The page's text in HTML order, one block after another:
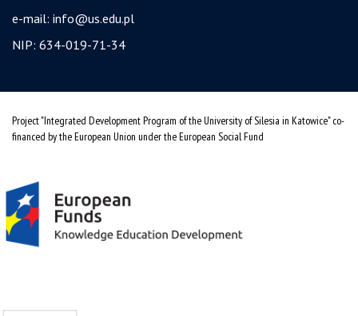
e-mail: info@us.edu.pl
NIP: 634-019-71-34
Project "Integrated Development Program of the University of Silesia in Katowice" co-
financed by the European Union under the European Social Fund